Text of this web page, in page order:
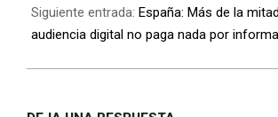
Siguiente entrada: España: Más de la
audiencia digital no paga nada por